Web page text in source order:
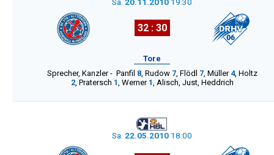
32 : 30
Tore
Sprecher, Kanzler- Panfil 8, Rudow 7, Flödl 7, Müller 4, Holtz
2, Pratersch 1, Werner 1, Alisch, Just, Heddrich
Sa. 22.05.2010 18:00